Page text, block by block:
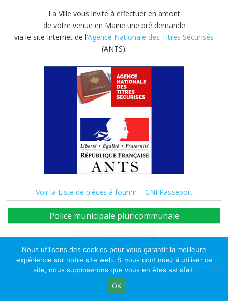
La Ville vous invite à effectuer en amont
de votre venue en Mairie une pré demande
via le site Internet de l’Agence Nationale des Titres Sécurisés
(ANTS).
Voir la Liste de pièces à fournir – CNI Passeport
Police municipale pluricommunale
Nous utilisons des cookies pour vous garantir la meilleure
expérience sur notre site web. Si vous continuez à utiliser ce
site, nous supposerons que vous en êtes satisfait.
OK